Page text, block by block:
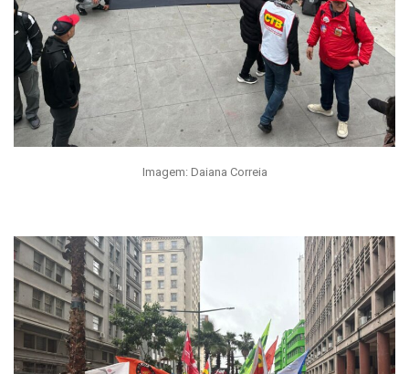
Imagem: Daiana Correia